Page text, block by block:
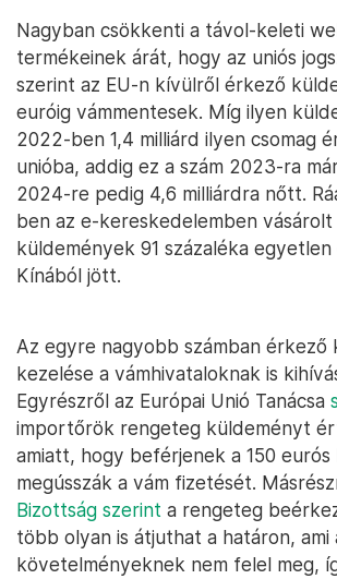
Nagyban csökkenti a távol-keleti
termékeinek árát, hogy az uniós
szerint az EU-n kívülről érkező
euróig vámmentesek. Míg ilyen
2022-ben 1,4 milliárd ilyen csomag
unióba, addig ez a szám 2023-ra
2024-re pedig 4,6 milliárdra nőtt.
ben az e-kereskedelemben vásárolt
küldemények 91 százaléka egyetlen
Kínából jött.
Az egyre nagyobb számban érkező
kezelése a vámhivataloknak is
Egyrészről az Európai Unió Tanácsa
importőrök rengeteg küldeményt
amiatt, hogy beférjenek a 150 eurós
megússzák a vám fizetését.
Bizottság szerint a rengeteg
több olyan is átjuthat a határon, ami
követelményeknek nem felel meg,